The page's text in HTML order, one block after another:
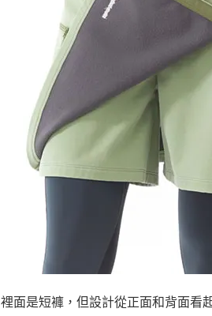
裡面是短褲，但設計從正面和背面看